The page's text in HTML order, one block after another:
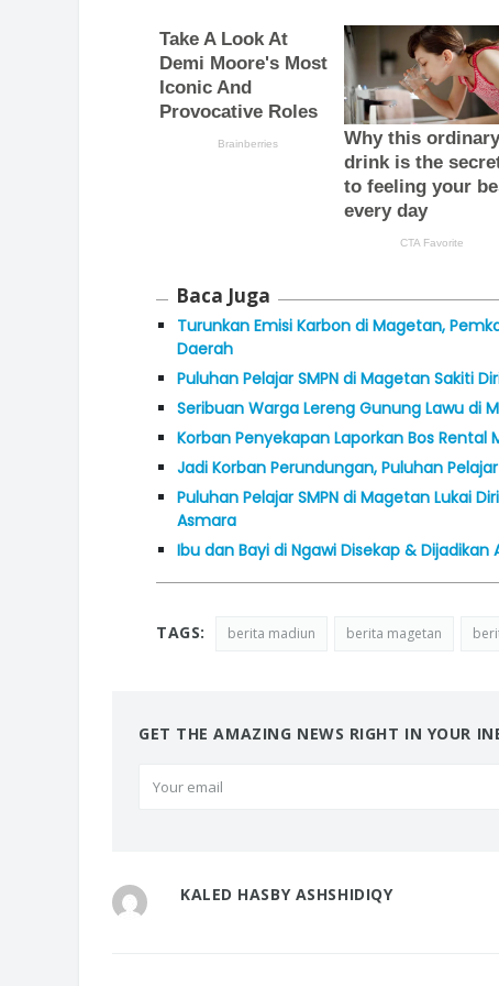
Baca Juga
Turunkan Emisi Karbon di Magetan,
Daerah
Puluhan Pelajar SMPN di Magetan Sakiti
Seribuan Warga Lereng Gunung Lawu di
Korban Penyekapan Laporkan Bos Rental
Jadi Korban Perundungan, Puluhan
Puluhan Pelajar SMPN di Magetan Lukai
Asmara
Ibu dan Bayi di Ngawi Disekap & Dijadikan
TAGS: berita madiun berita magetan
GET THE AMAZING NEWS RIGHT IN YOUR
KALED HASBY ASHSHIDIQY